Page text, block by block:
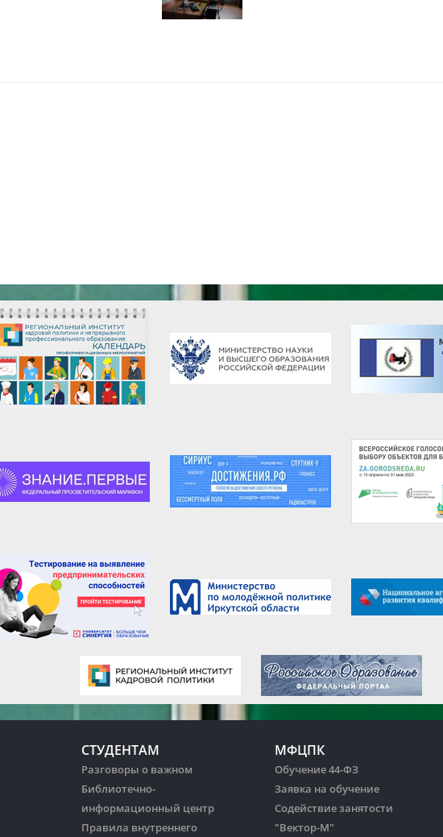
СТУДЕНТАМ
Разговоры о важном
Библиотечно-
информационный центр
Правила внутреннего
МФЦПК
Обучение 44-ФЗ
Заявка на обучение
Содействие занятости
"Вектор-М"